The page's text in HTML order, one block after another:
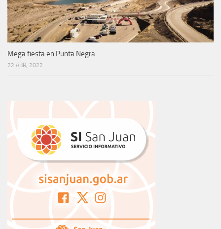
Mega fiesta en Punta Negra
22 ABR, 2022